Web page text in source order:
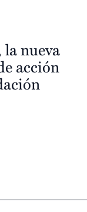
nueva
acción